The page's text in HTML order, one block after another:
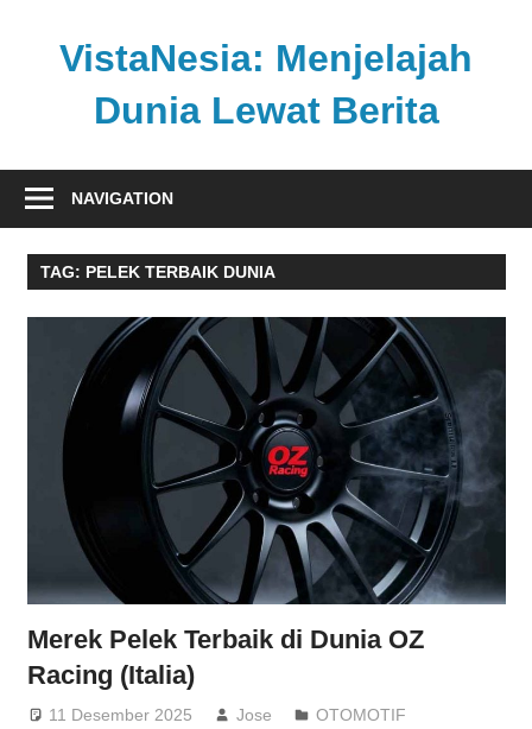
VistaNesia: Menjelajah
Dunia Lewat Berita
nasional
global
dalam
informatif
NAVIGATION
TAG: PELEK TERBAIK DUNIA
Merek Pelek Terbaik di Dunia OZ
Racing (Italia)
11 Desember 2025 Jose OTOMOTIF